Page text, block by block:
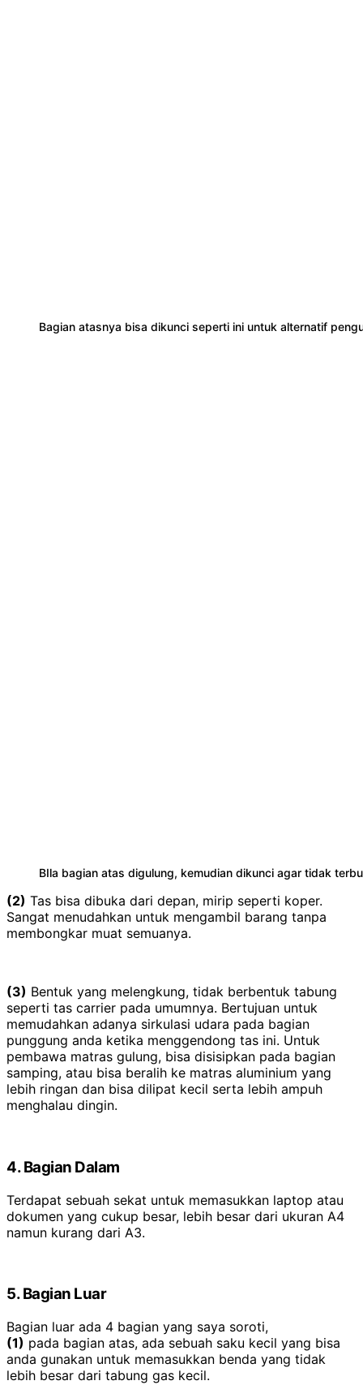
Bagian atasnya bisa dikunci seperti ini untuk alternatif
BIla bagian atas digulung, kemudian dikunci agar tidak
(2) Tas bisa dibuka dari depan, mirip seperti koper.
Sangat menudahkan untuk mengambil barang tanpa
membongkar muat semuanya.
(3) Bentuk yang melengkung, tidak berbentuk tabung
seperti tas carrier pada umumnya. Bertujuan untuk
memudahkan adanya sirkulasi udara pada bagian
punggung anda ketika menggendong tas ini. Untuk
pembawa matras gulung, bisa disisipkan pada bagian
samping, atau bisa beralih ke matras aluminium yang
lebih ringan dan bisa dilipat kecil serta lebih ampuh
menghalau dingin.
4. Bagian Dalam
Terdapat sebuah sekat untuk memasukkan laptop atau
dokumen yang cukup besar, lebih besar dari ukuran A4
namun kurang dari A3.
5. Bagian Luar
Bagian luar ada 4 bagian yang saya soroti,
(1) pada bagian atas, ada sebuah saku kecil yang bisa
anda gunakan untuk memasukkan benda yang tidak
lebih besar dari tabung gas kecil.